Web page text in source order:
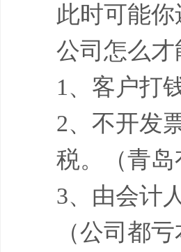
此时可能
公司怎么
1、客户打
2、不开发
税。（青
3、由会计
（公司都